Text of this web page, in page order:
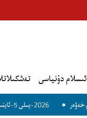
ئىسلام دۇنياسى
2026-يىلى 5-ئاينىڭ 31-كۈنىدىكى مۇھىم خەۋەر